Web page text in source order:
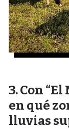
Con
en qué
lluvias